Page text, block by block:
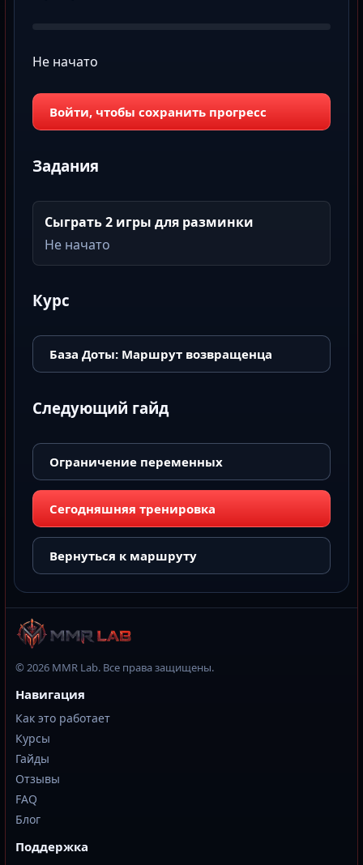
Не начато
Войти, чтобы сохранить прогресс
Задания
Сыграть 2 игры для разминки
Не начато
Курс
База Доты: Маршрут возвращенца
Следующий гайд
Ограничение переменных
Сегодняшняя тренировка
Вернуться к маршруту
© 2026 MMR Lab. Все права защищены.
Навигация
Как это работает
Курсы
Гайды
Отзывы
FAQ
Блог
Поддержка